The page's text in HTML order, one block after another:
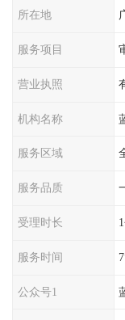
所在地
服务项目
营业执照
机构名称
服务区域
服务品质
受理时长
服务时间
公众号1